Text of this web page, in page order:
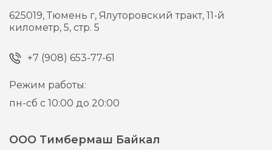
625019,Тюмень г, Ялуторовский тракт, 11-й
километр, 5, стр. 5
+7 (908) 653-77-61
Режим работы:
пн-сб с 10:00 до 20:00
ООО Тимбермаш Байкал